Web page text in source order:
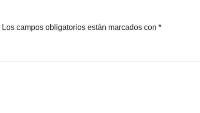
Los campos obligatorios están marcados con *